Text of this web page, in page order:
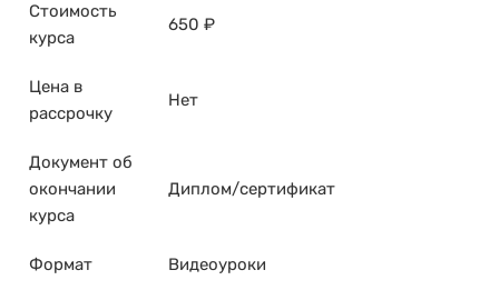
Стоимость
курса
650 ₽
Цена в
рассрочку
Нет
Документ об
окончании
курса
Диплом/сертификат
Формат Видеоуроки